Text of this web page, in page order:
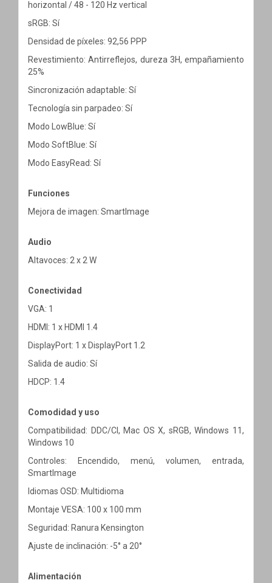
horizontal / 48 - 120 Hz vertical
sRGB: Sí
Densidad de píxeles: 92,56 PPP
Revestimiento: Antirreflejos, dureza 3H, empañamiento
25%
Sincronización adaptable: Sí
Tecnología sin parpadeo: Sí
Modo LowBlue: Sí
Modo SoftBlue: Sí
Modo EasyRead: Sí
Funciones
Mejora de imagen: SmartImage
Audio
Altavoces: 2 x 2 W
Conectividad
VGA: 1
HDMI: 1 x HDMI 1.4
DisplayPort: 1 x DisplayPort 1.2
Salida de audio: Sí
HDCP: 1.4
Comodidad y uso
Compatibilidad: DDC/CI, Mac OS X, sRGB, Windows 11,
Windows 10
Controles: Encendido, menú, volumen, entrada,
SmartImage
Idiomas OSD: Multidioma
Montaje VESA: 100 x 100 mm
Seguridad: Ranura Kensington
Ajuste de inclinación: -5° a 20°
Alimentación